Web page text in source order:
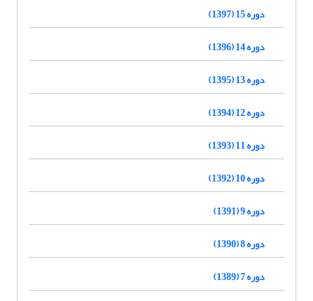
دوره 15 (1397)
دوره 14 (1396)
دوره 13 (1395)
دوره 12 (1394)
دوره 11 (1393)
دوره 10 (1392)
دوره 9 (1391)
دوره 8 (1390)
دوره 7 (1389)